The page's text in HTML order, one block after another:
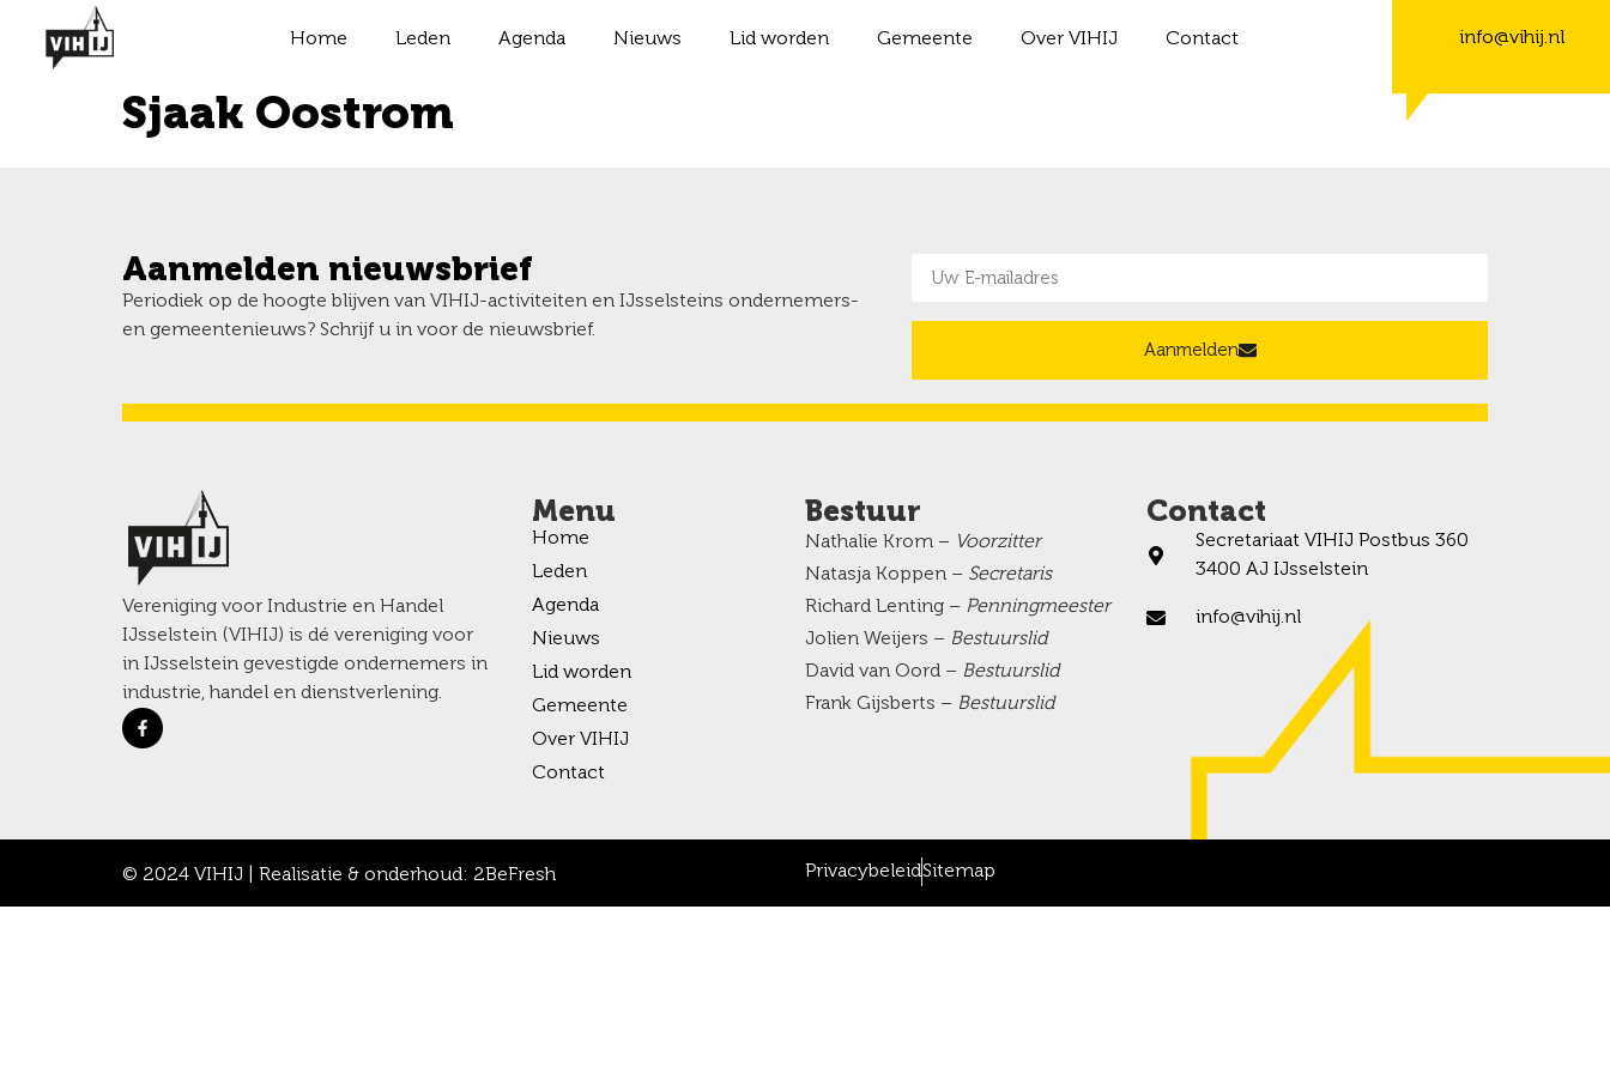
Home Leden Agenda Nieuws Lid worden Gemeente Over VIHIJ Contact info@vihij.nl
Sjaak Oostrom
Aanmelden nieuwsbrief
Periodiek op de hoogte blijven van VIHIJ-activiteiten en IJsselsteins ondernemers-
en gemeentenieuws? Schrijf u in voor de nieuwsbrief.
Aanmelden
Vereniging voor Industrie en Handel
IJsselstein (VIHIJ) is dé vereniging voor
in IJsselstein gevestigde ondernemers in
industrie, handel en dienstverlening.
Menu
Home
Leden
Agenda
Nieuws
Lid worden
Gemeente
Over VIHIJ
Contact
Bestuur
Nathalie Krom – Voorzitter
Natasja Koppen – Secretaris
Richard Lenting – Penningmeester
Jolien Weijers – Bestuurslid
David van Oord – Bestuurslid
Frank Gijsberts – Bestuurslid
Contact
Secretariaat VIHIJ Postbus 360
3400 AJ IJsselstein
info@vihij.nl
© 2024 VIHIJ | Realisatie & onderhoud: 2BeFresh PrivacybeleidSitemap